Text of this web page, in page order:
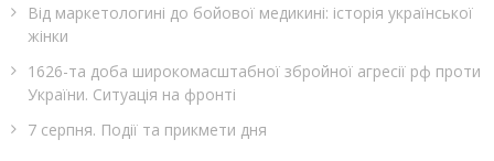
Від маркетологині до бойової медикині: історія української
жінки
1626-та доба широкомасштабної збройної агресії рф проти
України. Ситуація на фронті
7 серпня. Події та прикмети дня